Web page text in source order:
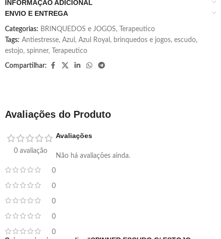
INFORMAÇÃO ADICIONAL
ENVIO E ENTREGA
Categorias: BRINQUEDOS e JOGOS,
Terapeutico
Tags: Antiestresse, Azul , Azul Royal , brinquedos e jogos, escudo,
estojo, spinner, Terapeutico
Compartilhar:
Avaliações do Produto
0 avaliação
0
0
0
0
0
Avaliações
Não há avaliações ainda.